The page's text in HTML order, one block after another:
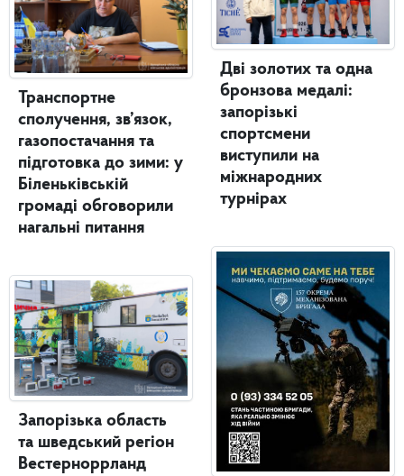
Транспортне
сполучення, зв’язок,
газопостачання та
підготовка до зими: у
Біленьківській
громаді обговорили
нагальні питання
Запорізька область
та шведський регіон
Вестерноррланд
Дві золотих та одна
бронзова медалі:
запорізькі
спортсмени
виступили на
міжнародних
турнірах